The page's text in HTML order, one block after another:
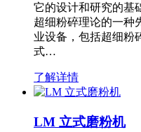
它的设计和研究的基
超细粉碎理论的一种
业设备，包括超细粉
式…
了解详情
LM 立式磨粉机